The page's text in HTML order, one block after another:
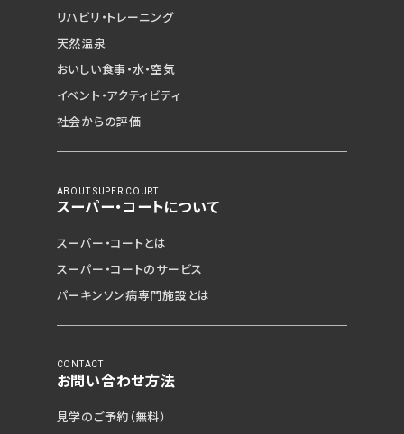
リハビリ・トレーニング
天然温泉
おいしい食事・水・空気
イベント・アクティビティ
社会からの評価
ABOUT SUPER COURT
スーパー・コートについて
スーパー・コートとは
スーパー・コートのサービス
パーキンソン病専門施設とは
CONTACT
お問い合わせ方法
見学のご予約（無料）